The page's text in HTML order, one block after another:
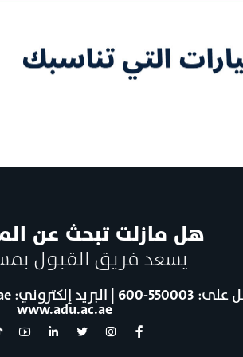
هل مازلت تبحث عن
يسعد فريق القبول
على: 600-550003 | البريد إلكتروني:
www.adu.ac.ae